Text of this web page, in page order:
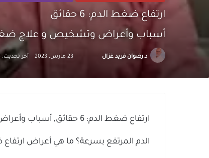
ارتفاع ضغط الدم: 6 حقائق
أسباب وأعراض وتشخيص و علاج
د.رضوان فريد غزال
أرسل23 مارس، 2023 آخر تحديث: 23 مارس، 2023
ارتفاع ضغط الدم: 6
الدم المرتفع بسرعة؟ ما هي أعراض